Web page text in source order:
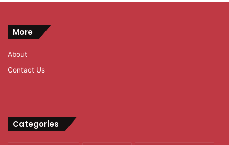
More
About
Contact Us
Categories